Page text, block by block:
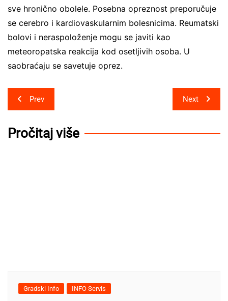
sve hronično obolele. Posebna opreznost preporučuje
se cerebro i kardiovaskularnim bolesnicima. Reumatski
bolovi i neraspoloženje mogu se javiti kao
meteoropatska reakcija kod osetljivih osoba. U
saobraćaju se savetuje oprez.
Post
navigation
Prev Next
Pročitaj više
Gradski Info INFO Servis